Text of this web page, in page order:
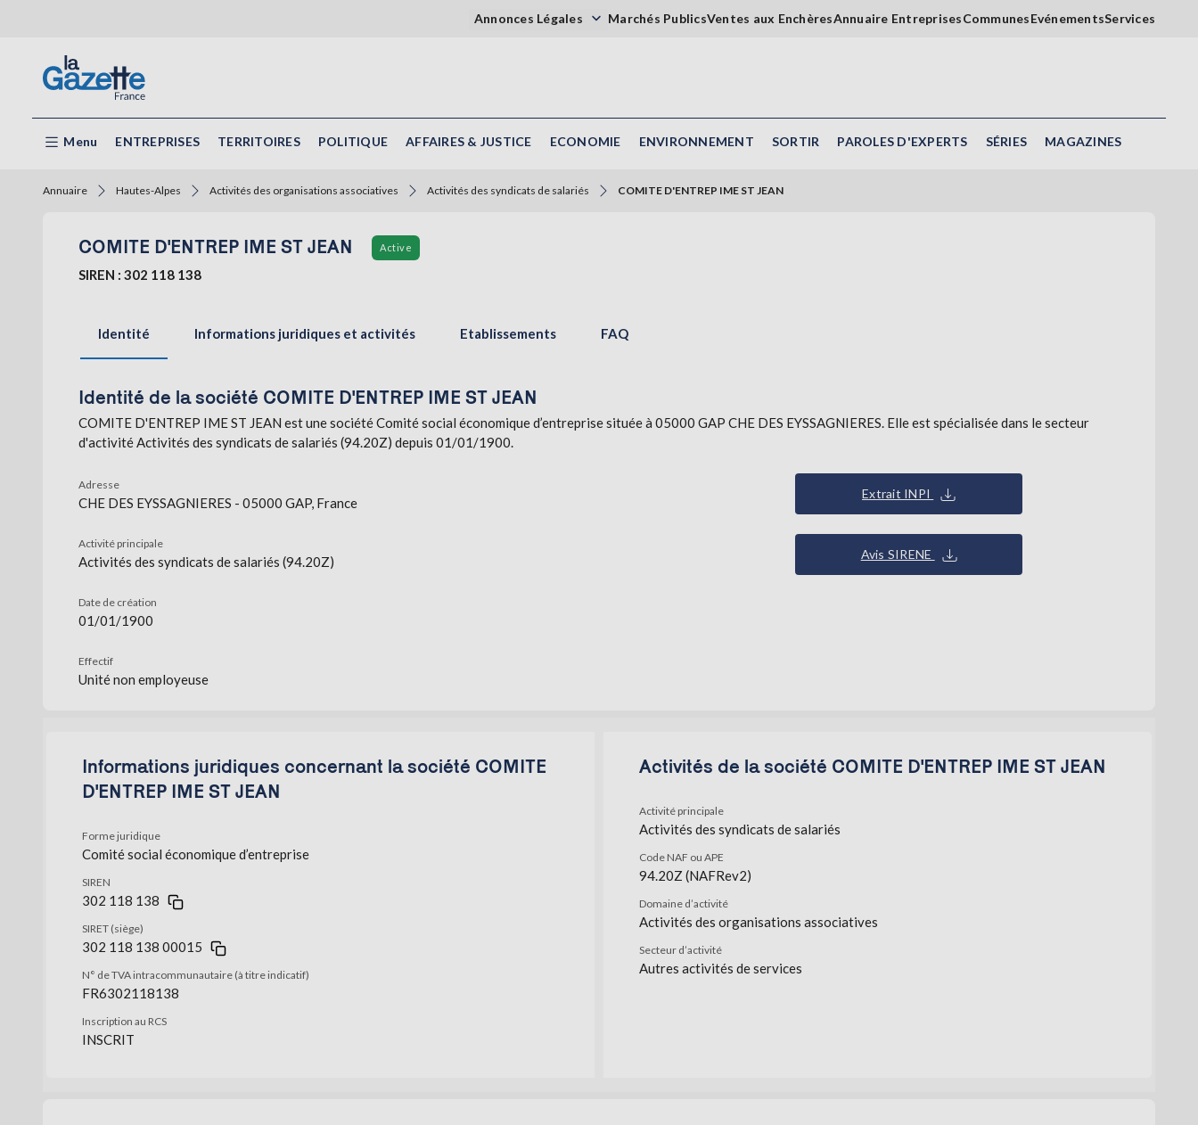
Annonces Légales Marchés PublicsVentes aux EnchèresAnnuaire EntreprisesCommunesEvénementsServices
Menu ENTREPRISES TERRITOIRES POLITIQUE AFFAIRES & JUSTICE ECONOMIE ENVIRONNEMENT SORTIR PAROLES D'EXPERTS SÉRIES MAGAZINES
Annuaire Hautes-Alpes Activités des organisations associatives Activités des syndicats de salariés COMITE D'ENTREP IME ST JEAN
COMITE D'ENTREP IME ST JEAN Active
SIREN : 302 118 138
Identité Informations juridiques et activités Etablissements FAQ
Identité de la société COMITE D'ENTREP IME ST JEAN
COMITE D'ENTREP IME ST JEAN est une société Comité social économique d’entreprise située à 05000 GAP CHE DES EYSSAGNIERES. Elle est spécialisée dans le secteur
d'activité Activités des syndicats de salariés (94.20Z) depuis 01/01/1900.
Adresse
CHE DES EYSSAGNIERES - 05000 GAP, France
Activité principale
Activités des syndicats de salariés (94.20Z)
Date de création
01/01/1900
Effectif
Unité non employeuse
Extrait INPI
Avis SIRENE
Informations juridiques concernant la société COMITE
D'ENTREP IME ST JEAN
Forme juridique
Comité social économique d’entreprise
SIREN
302 118 138
SIRET (siège)
302 118 138 00015
N° de TVA intracommunautaire (à titre indicatif)
FR6302118138
Inscription au RCS
INSCRIT
Activités de la société COMITE D'ENTREP IME ST JEAN
Activité principale
Activités des syndicats de salariés
Code NAF ou APE
94.20Z (NAFRev2)
Domaine d’activité
Activités des organisations associatives
Secteur d’activité
Autres activités de services